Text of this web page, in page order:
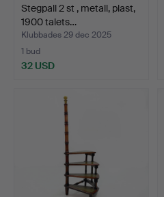
Stegpall 2 st , metall, plast,
1900 talets…
Klubbades 29 dec 2025
1 bud
32 USD